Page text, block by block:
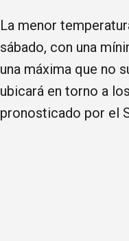
La menor
sábado, con una
una máxima que no
ubicará en torno a
pronosticado por el